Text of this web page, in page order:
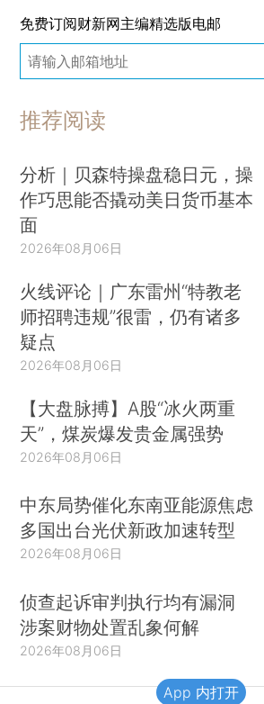
免费订阅财新网主编精选版电邮
推荐阅读
分析｜贝森特操盘稳日元，操
作巧思能否撬动美日货币基本
面
2026年08月06日
火线评论｜广东雷州“特教老
师招聘违规”很雷，仍有诸多
疑点
2026年08月06日
【大盘脉搏】A股“冰火两重
天”，煤炭爆发贵金属强势
2026年08月06日
中东局势催化东南亚能源焦虑
多国出台光伏新政加速转型
2026年08月06日
侦查起诉审判执行均有漏洞
涉案财物处置乱象何解
2026年08月06日
App 内打开